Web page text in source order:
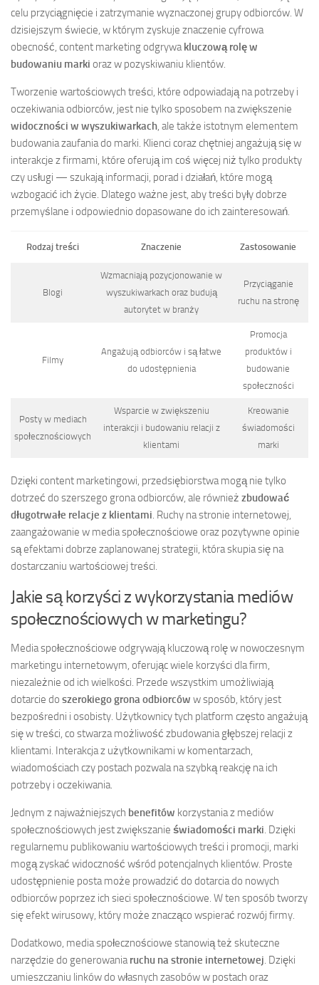
celu przyciągnięcie i zatrzymanie wyznaczonej grupy odbiorców. W
dzisiejszym świecie, w którym zyskuje znaczenie cyfrowa
obecność, content marketing odgrywa kluczową rolę w
budowaniu marki oraz w pozyskiwaniu klientów.
Tworzenie wartościowych treści, które odpowiadają na potrzeby i
oczekiwania odbiorców, jest nie tylko sposobem na zwiększenie
widoczności w wyszukiwarkach, ale także istotnym elementem
budowania zaufania do marki. Klienci coraz chętniej angażują się w
interakcje z firmami, które oferują im coś więcej niż tylko produkty
czy usługi — szukają informacji, porad i działań, które mogą
wzbogacić ich życie. Dlatego ważne jest, aby treści były dobrze
przemyślane i odpowiednio dopasowane do ich zainteresowań.
Rodzaj treści Znaczenie Zastosowanie
Blogi
Wzmacniają pozycjonowanie w
wyszukiwarkach oraz budują
autorytet w branży
Przyciąganie
ruchu na stronę
Filmy
Angażują odbiorców i są łatwe
do udostępnienia
Promocja
produktów i
budowanie
społeczności
Posty w mediach
społecznościowych
Wsparcie w zwiększeniu
interakcji i budowaniu relacji z
klientami
Kreowanie
świadomości
marki
Dzięki content marketingowi, przedsiębiorstwa mogą nie tylko
dotrzeć do szerszego grona odbiorców, ale również zbudować
długotrwałe relacje z klientami. Ruchy na stronie internetowej,
zaangażowanie w media społecznościowe oraz pozytywne opinie
są efektami dobrze zaplanowanej strategii, która skupia się na
dostarczaniu wartościowej treści.
Jakie są korzyści z wykorzystania mediów
społecznościowych w marketingu?
Media społecznościowe odgrywają kluczową rolę w nowoczesnym
marketingu internetowym, oferując wiele korzyści dla firm,
niezależnie od ich wielkości. Przede wszystkim umożliwiają
dotarcie do szerokiego grona odbiorców w sposób, który jest
bezpośredni i osobisty. Użytkownicy tych platform często angażują
się w treści, co stwarza możliwość zbudowania głębszej relacji z
klientami. Interakcja z użytkownikami w komentarzach,
wiadomościach czy postach pozwala na szybką reakcję na ich
potrzeby i oczekiwania.
Jednym z najważniejszych benefitów korzystania z mediów
społecznościowych jest zwiększanie świadomości marki. Dzięki
regularnemu publikowaniu wartościowych treści i promocji, marki
mogą zyskać widoczność wśród potencjalnych klientów. Proste
udostępnienie posta może prowadzić do dotarcia do nowych
odbiorców poprzez ich sieci społecznościowe. W ten sposób tworzy
się efekt wirusowy, który może znacząco wspierać rozwój firmy.
Dodatkowo, media społecznościowe stanowią też skuteczne
narzędzie do generowaniaruchu na stronie internetowej. Dzięki
umieszczaniu linków do własnych zasobów w postach oraz